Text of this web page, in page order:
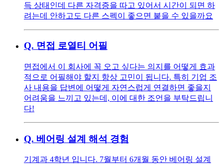
득 상태인데 다른 자격증을 따고 있어서 시간이 되면 하
려는데 안하고도 다른 스펙이 좋으면 붙을 수 있을까요
Q. 면접 로열티 어필
면접에서 이 회사에 꼭 오고 싶다는 의지를 어떻게 효과
적으로 어필해야 할지 항상 고민이 됩니다. 특히 기업 조
사 내용을 답변에 어떻게 자연스럽게 연결하면 좋을지
어려움을 느끼고 있는데, 이에 대한 조언을 부탁드립니
다!
Q. 베어링 설계 해석 경험
기계과 4학년 입니다. 7월부터 6개월 동안 베어링 설계